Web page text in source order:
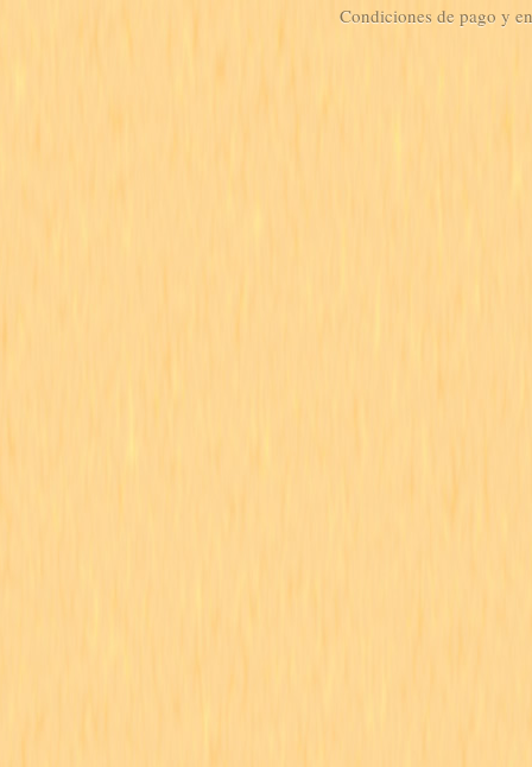
Condiciones de pago y